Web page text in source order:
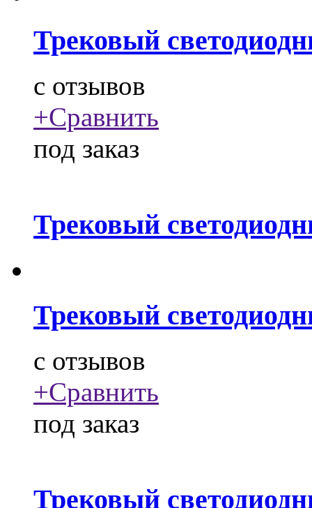
Трековый
c отзывов
+Сравнить
под заказ
Трековый
Трековый
c отзывов
+Сравнить
под заказ
Трековый